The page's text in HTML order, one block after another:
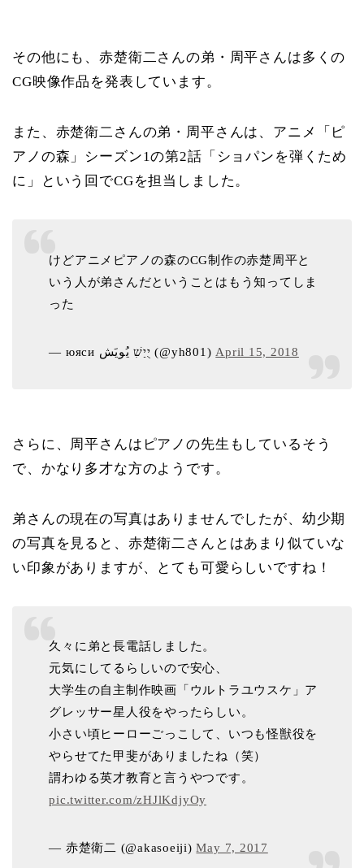
その他にも、赤楚衛二さんの弟・周平さんは多くの
CG映像作品を発表しています。
また、赤楚衛二さんの弟・周平さんは、アニメ「ピ
アノの森」シーズン1の第2話「ショパンを弾くため
に」という回でCGを担当しました。
けどアニメピアノの森のCG制作の赤楚周平と
いう人が弟さんだということはもう知ってしま
った
— юяси יֻיַשִׁ يُويَش (@yh801) April 15, 2018
さらに、周平さんはピアノの先生もしているそう
で、かなり多才な方のようです。
弟さんの現在の写真はありませんでしたが、幼少期
の写真を見ると、赤楚衛二さんとはあまり似ていな
い印象がありますが、とても可愛らしいですね！
久々に弟と長電話しました。
元気にしてるらしいので安心、
大学生の自主制作映画「ウルトラユウスケ」ア
グレッサー星人役をやったらしい。
小さい頃ヒーローごっこして、いつも怪獣役を
やらせてた甲斐がありましたね（笑）
謂わゆる英才教育と言うやつです。
pic.twitter.com/zHJlKdjyOy
— 赤楚衛二 (@akasoeiji)May 7, 2017